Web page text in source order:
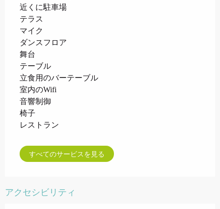
近くに駐車場
テラス
マイク
ダンスフロア
舞台
テーブル
立食用のバーテーブル
室内のWifi
音響制御
椅子
レストラン
すべてのサービスを見る
アクセシビリティ